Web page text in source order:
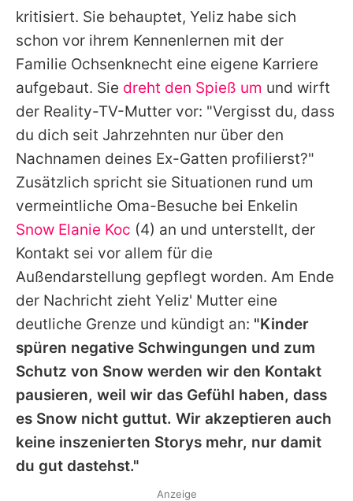
kritisiert. Sie behauptet, Yeliz habe sich
schon vor ihrem Kennenlernen mit der
Familie Ochsenknecht eine eigene Karriere
aufgebaut. Sie dreht den Spieß um und wirft
der Reality-TV-Mutter vor: "Vergisst du, dass
du dich seit Jahrzehnten nur über den
Nachnamen deines Ex-Gatten profilierst?"
Zusätzlich spricht sie Situationen rund um
vermeintliche Oma-Besuche bei Enkelin
Snow Elanie Koc (4) an und unterstellt, der
Kontakt sei vor allem für die
Außendarstellung gepflegt worden. Am Ende
der Nachricht zieht Yeliz' Mutter eine
deutliche Grenze und kündigt an: "Kinder
spüren negative Schwingungen und zum
Schutz von Snow werden wir den Kontakt
pausieren, weil wir das Gefühl haben, dass
es Snow nicht guttut. Wir akzeptieren auch
keine inszenierten Storys mehr, nur damit
du gut dastehst."
Anzeige